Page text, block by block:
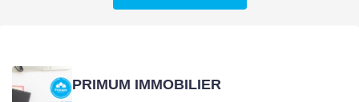
PRIMUM IMMOBILIER